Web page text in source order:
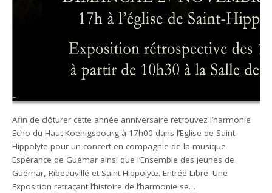
Afin de clôturer cette année anniversaire retrouvez l’harmonie
Echo du Haut Koenigsbourg à 17h00 dans l’Eglise de Saint
Hippolyte pour un concert en compagnie de la musique
Espérance de Guémar ainsi que l’Ensemble des jeunes de
Guémar, Ribeauvillé et Saint Hippolyte. Entrée Libre. Une
Exposition retraçant l’histoire de l’harmonie se…